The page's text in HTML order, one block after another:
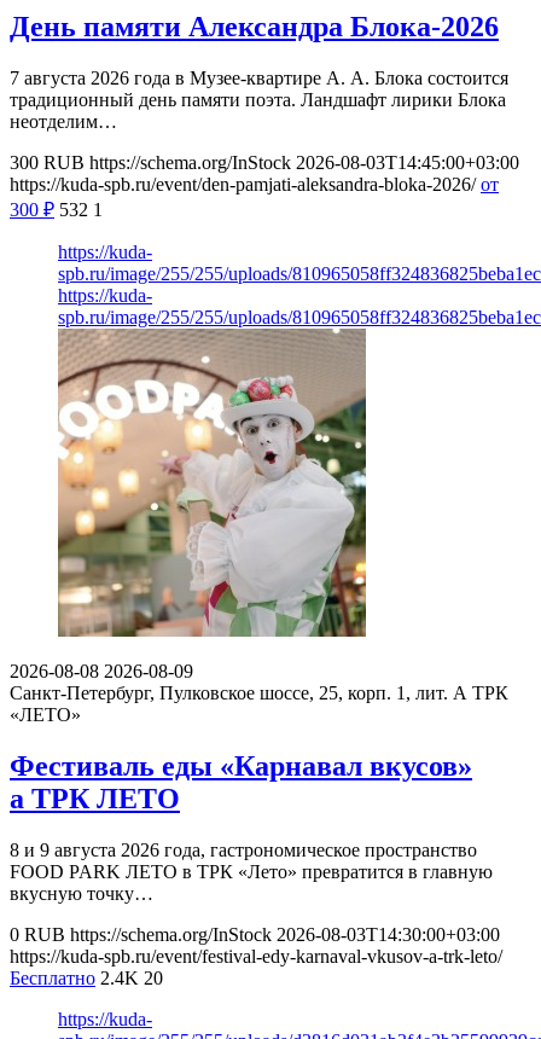
День памяти Александра Блока-2026
7 августа 2026 года в Музее-квартире А. А. Блока состоится
традиционный день памяти поэта. Ландшафт лирики Блока
неотделим…
300 RUB https://schema.org/InStock 2026-08-03T14:45:00+03:00
https://kuda-spb.ru/event/den-pamjati-aleksandra-bloka-2026/ от
300 ₽ 532 1
https://kuda-
spb.ru/image/255/255/uploads/
https://kuda-
spb.ru/image/255/255/uploads/
2026-08-08 2026-08-09
Санкт-Петербург, Пулковское шоссе, 25, корп. 1, лит. А ТРК
«ЛЕТО»
Фестиваль еды «Карнавал вкусов»
а ТРК ЛЕТО
8 и 9 августа 2026 года, гастрономическое пространство
FOOD PARK ЛЕТО в ТРК «Лето» превратится в главную
вкусную точку…
0 RUB https://schema.org/InStock 2026-08-03T14:30:00+03:00
https://kuda-spb.ru/event/festival-edy-karnaval-vkusov-a-trk-leto/
Бесплатно 2.4K 20
https://kuda-